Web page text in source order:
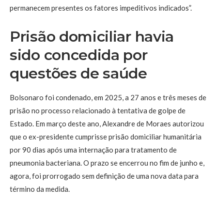
permanecem presentes os fatores impeditivos indicados”.
Prisão domiciliar havia
sido concedida por
questões de saúde
Bolsonaro foi condenado, em 2025, a 27 anos e três meses de
prisão no processo relacionado à tentativa de golpe de
Estado. Em março deste ano, Alexandre de Moraes autorizou
que o ex-presidente cumprisse prisão domiciliar humanitária
por 90 dias após uma internação para tratamento de
pneumonia bacteriana. O prazo se encerrou no fim de junho e,
agora, foi prorrogado sem definição de uma nova data para
término da medida.